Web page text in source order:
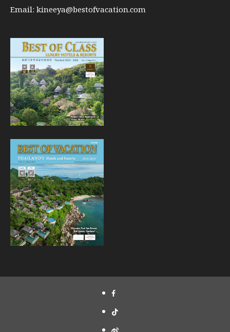
Email: kineeya@bestofvacation.com
Facebook
Tiktok
Weibo